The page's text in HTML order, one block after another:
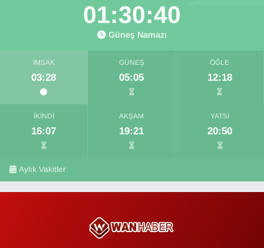
01:30:39
Güneş Namazı
İMSAK
03:28
GÜNEŞ
05:05
ÖĞLE
12:18
İKINDI
16:07
AKŞAM
19:21
YATSI
20:50
Aylık Vakitler